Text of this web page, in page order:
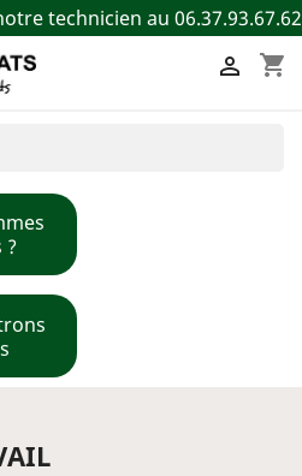
technicien au 06.37.93.67.62
shopping_cart

?